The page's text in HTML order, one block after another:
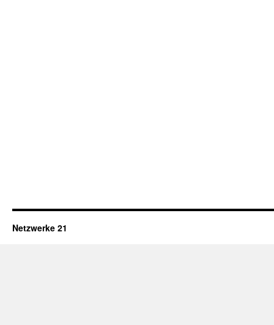
Netzwerke 21